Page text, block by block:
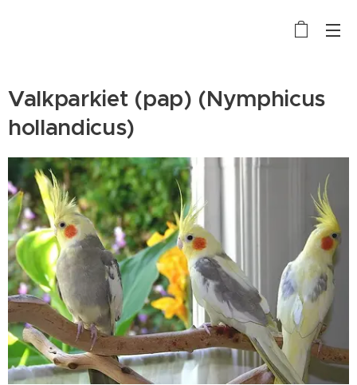
Valkparkiet (pap) (Nymphicus
hollandicus)